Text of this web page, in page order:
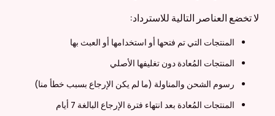
لا تخضع العناصر التالية للاسترداد:
المنتجات التي تم فتحها أو استخدامها أو العبث بها
المنتجات المُعادة دون تغليفها الأصلي
رسوم الشحن والمناولة (ما لم يكن الإرجاع بسبب خطأ منا)
المنتجات المُعادة بعد انتهاء فترة الإرجاع البالغة 7 أيام